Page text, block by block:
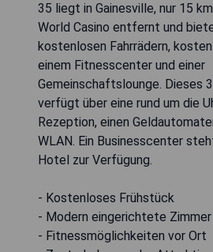
35 liegt in Gainesville, nur 15
World Casino entfernt und
kostenlosen Fahrrädern,
einem Fitnesscenter und einer
Gemeinschaftslounge. Dieses
verfügt über eine rund um die
Rezeption, einen
WLAN. Ein Businesscenter
Hotel zur Verfügung.
- Kostenloses Frühstück
- Modern eingerichtete Zimmer
- Fitnessmöglichkeiten vor Ort